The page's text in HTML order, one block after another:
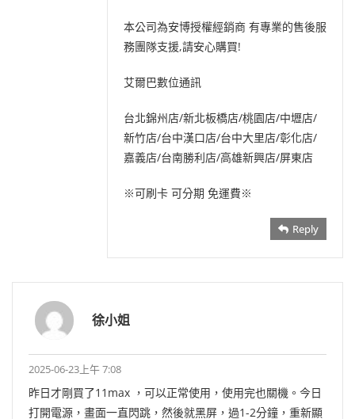
本公司為安博授權經銷商 有專業的售後服
務團隊支援,請安心購買!
艾爾巴數位通訊
台北錦州店/新北板橋店/桃園店/中壢店/
新竹店/台中漢口店/台中大里店/彰化店/
嘉義店/台南勝利店/高雄新興店/屏東店
※可刷卡 可分期 免運費※
Reply
徐小姐
2025-06-23上午 7:08
昨日才剛買了11max ，可以正常使用，使用完也關機。今日
打開電源，畫面一直閃跳，然後就黑屏，過1-2分鐘，重新顯